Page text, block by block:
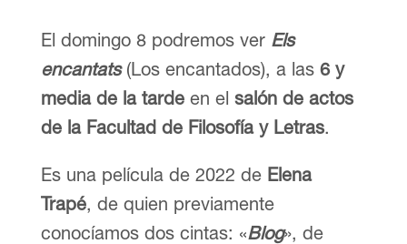
El domingo 8 podremos ver Els
encantats (Los encantados), a las 6 y
media de la tardeen el salón de actos
de la Facultad de Filosofía y Letras.
Es una película de 2022 de Elena
Trapé, de quien previamente
conocíamos dos cintas: «Blog», de